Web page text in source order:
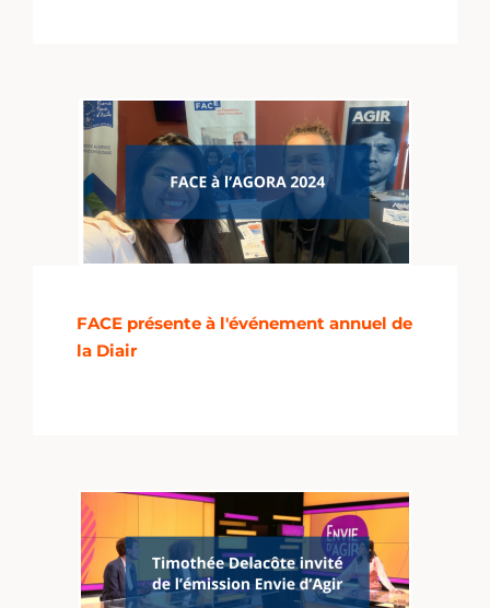
FACE présente à l'événement annuel de
la Diair